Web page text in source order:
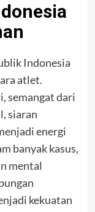
Indonesia
atlet.
semangat dari
siaran
energi
banyak kasus,
mental
kekuatan